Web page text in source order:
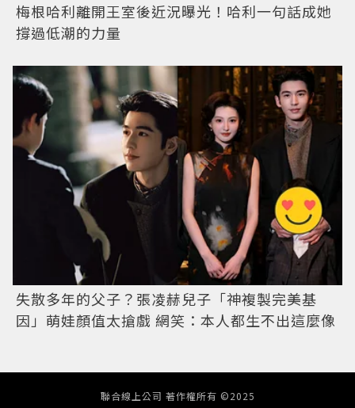
梅根哈利離開王室後近況曝光！哈利一句話成她
撐過低潮的力量
失散多年的父子？張凌赫兒子「神複製完美基
因」萌娃顏值太搶戲 網笑：本人都生不出這麼像
聯合線上公司 著作權所有 ©2025